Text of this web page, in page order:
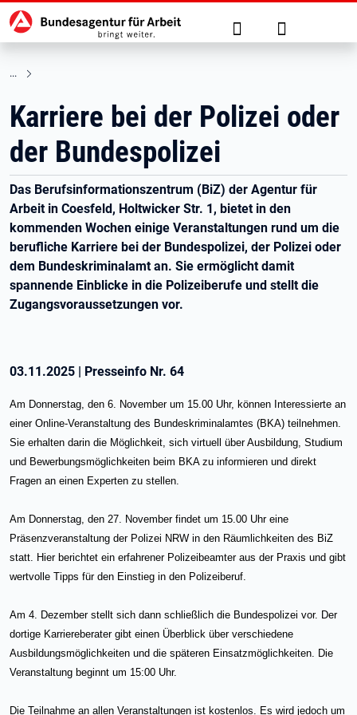
zu den Hauptinhalten springen
Hauptnavigation Suche Anmelden
Karriere bei der Polizei oder
der Bundespolizei
Das Berufsinformationszentrum (BiZ) der Agentur für
Arbeit in Coesfeld, Holtwicker Str. 1, bietet in den
kommenden Wochen einige Veranstaltungen rund um die
berufliche Karriere bei der Bundespolizei, der Polizei oder
dem Bundeskriminalamt an. Sie ermöglicht damit
spannende Einblicke in die Polizeiberufe und stellt die
Zugangsvoraussetzungen vor.
03.11.2025 | Presseinfo Nr. 64
Am Donnerstag, den 6. November um 15.00 Uhr, können Interessierte an
einer Online-Veranstaltung des Bundeskriminalamtes (BKA) teilnehmen.
Sie erhalten darin die Möglichkeit, sich virtuell über Ausbildung, Studium
und Bewerbungsmöglichkeiten beim BKA zu informieren und direkt
Fragen an einen Experten zu stellen.
Am Donnerstag, den 27. November findet um 15.00 Uhr eine
Präsenzveranstaltung der Polizei NRW in den Räumlichkeiten des BiZ
statt. Hier berichtet ein erfahrener Polizeibeamter aus der Praxis und gibt
wertvolle Tipps für den Einstieg in den Polizeiberuf.
Am 4. Dezember stellt sich dann schließlich die Bundespolizei vor. Der
dortige Karriereberater gibt einen Überblick über verschiedene
Ausbildungsmöglichkeiten und die späteren Einsatzmöglichkeiten. Die
Veranstaltung beginnt um 15:00 Uhr.
Die Teilnahme an allen Veranstaltungen ist kostenlos. Es wird jedoch um